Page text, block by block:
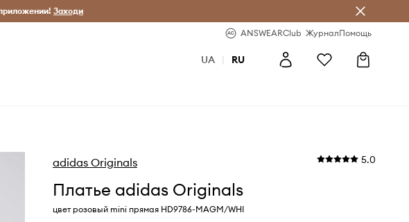
Экономь с Answear Club
Заходи
ANSWEARClub ЖурналПомощь
UA | RU
adidas Originals 5.0
Платье adidas Originals
цвет розовый mini прямая HD9786-MAGM/WHI